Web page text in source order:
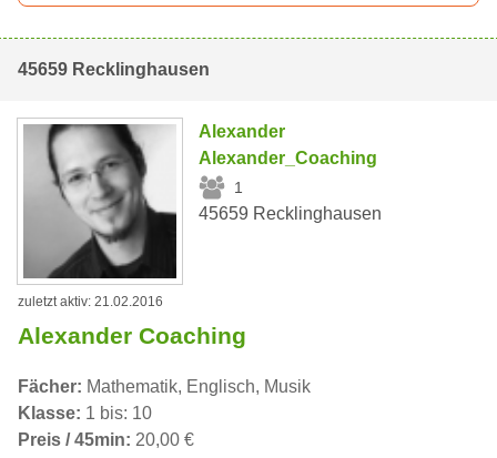
45659 Recklinghausen
Alexander
Alexander_Coaching
1
45659 Recklinghausen
zuletzt aktiv: 21.02.2016
Alexander Coaching
Fächer: Mathematik, Englisch, Musik
Klasse: 1 bis: 10
Preis / 45min: 20,00 €